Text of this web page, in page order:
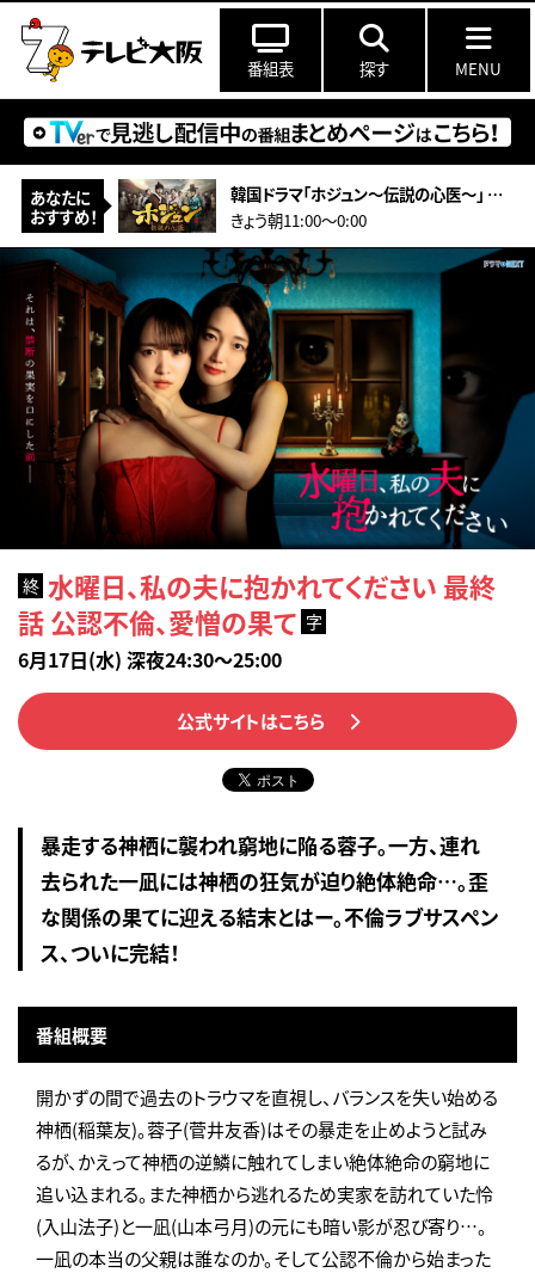
番組表 探す MENU
あなたに
おすすめ！
韓国ドラマ「ホジュン～伝説の心医～」 ＃26（字幕スーパー）
きょう朝11:00〜0:00
終 水曜日、私の夫に抱かれてください 最終
話 公認不倫、愛憎の果て 字
6月17日(水) 深夜24:30～25:00
公式サイトはこちら
暴走する神栖に襲われ窮地に陥る蓉子。一方、連れ
去られた一凪には神栖の狂気が迫り絶体絶命…。歪
な関係の果てに迎える結末とはー。不倫ラブサスペン
ス、ついに完結！
番組概要
開かずの間で過去のトラウマを直視し、バランスを失い始める
神栖(稲葉友)。蓉子(菅井友香)はその暴走を止めようと試み
るが、かえって神栖の逆鱗に触れてしまい絶体絶命の窮地に
追い込まれる。また神栖から逃れるため実家を訪れていた怜
(入山法子)と一凪(山本弓月)の元にも暗い影が忍び寄り…。
一凪の本当の父親は誰なのか。そして公認不倫から始まった